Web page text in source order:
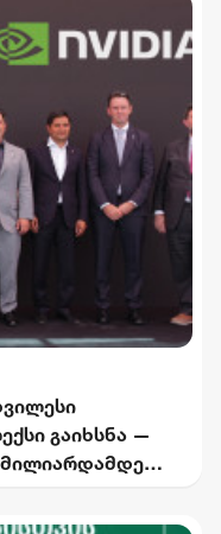
გაიხსნა —
მილიარდამდე